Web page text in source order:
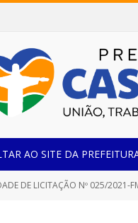
AO SITE DA
Nº 025/2021-FMS (CREDENCIAMENTO PARA